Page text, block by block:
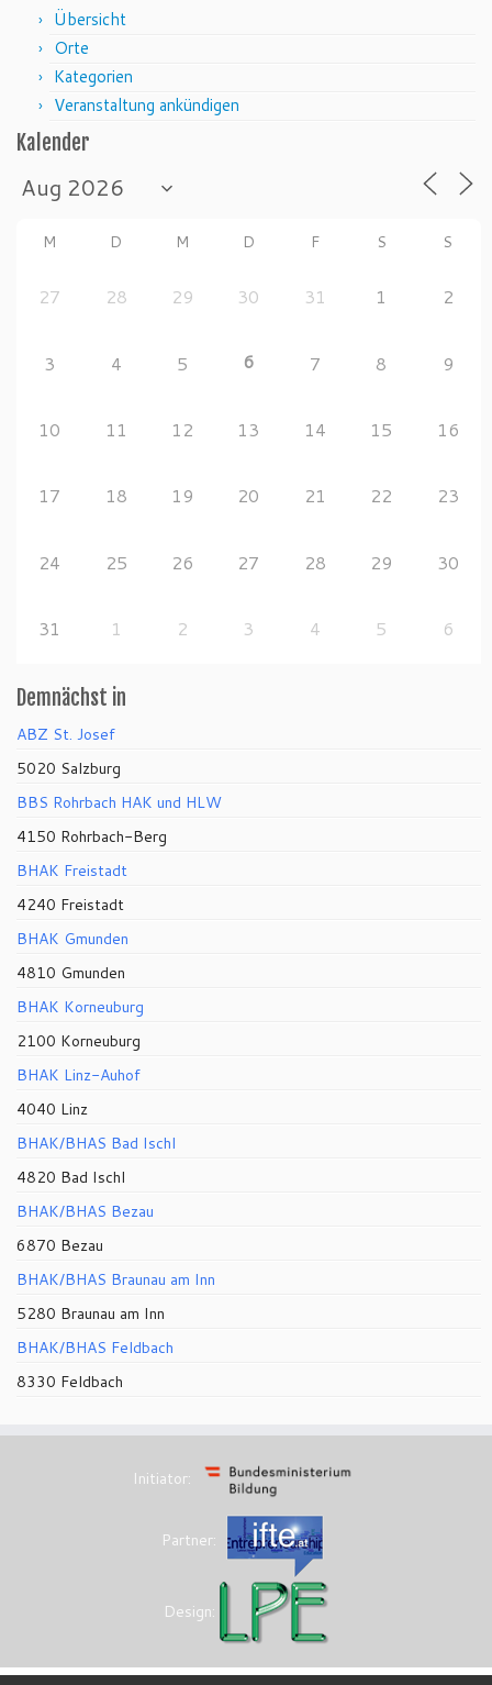
Übersicht
Orte
Kategorien
Veranstaltung ankündigen
Kalender
M D M D F S S
27 28 29 30 31 1 2
3 4 5 6 7 8 9
10 11 12 13 14 15 16
17 18 19 20 21 22 23
24 25 26 27 28 29 30
31 1 2 3 4 5 6
Demnächst in
ABZ St. Josef
5020 Salzburg
BBS Rohrbach HAK und HLW
4150 Rohrbach-Berg
BHAK Freistadt
4240 Freistadt
BHAK Gmunden
4810 Gmunden
BHAK Korneuburg
2100 Korneuburg
BHAK Linz-Auhof
4040 Linz
BHAK/BHAS Bad Ischl
4820 Bad Ischl
BHAK/BHAS Bezau
6870 Bezau
BHAK/BHAS Braunau am Inn
5280 Braunau am Inn
BHAK/BHAS Feldbach
8330 Feldbach
Initiator:
Partner:
Design: